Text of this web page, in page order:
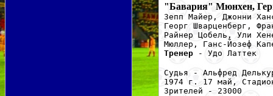
"Бавария" Мюнхен,
Зепп Майер, Джонни
Георг Шварценберг,
Райнер Цобель, Ули
Мюллер, Ганс-Йозеф
Тренер - Удо Латтек
Судья - Альфред
1974 г. 17 май,
Зрителей - 23000